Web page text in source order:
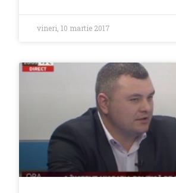
vineri, 10 martie 2017